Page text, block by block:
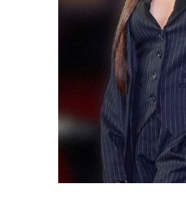
है. वहीं, श्रद्धा ने
यह फिल्म बॉक्स
जिसकी बदौलत
लाडली अकेले के दम
Daughters of